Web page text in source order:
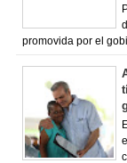
promovida por el